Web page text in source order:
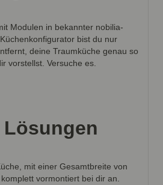
Modulen in bekannter nobilia-
bist du nur
deine Traumküche genau so
vorstellst. Versuche es.
Lösungen
mit einer Gesamtbreite von
vormontiert bei dir an.